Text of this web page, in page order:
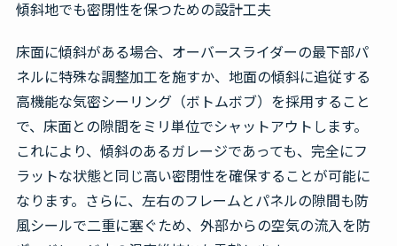
傾斜地でも密閉性を保つための設計工夫
床面に傾斜がある場合、オーバースライダーの最下部パ
ネルに特殊な調整加工を施すか、地面の傾斜に追従する
高機能な気密シーリング（ボトムボブ）を採用すること
で、床面との隙間をミリ単位でシャットアウトします。
これにより、傾斜のあるガレージであっても、完全にフ
ラットな状態と同じ高い密閉性を確保することが可能に
なります。さらに、左右のフレームとパネルの隙間も防
風シールで二重に塞ぐため、外部からの空気の流入を防